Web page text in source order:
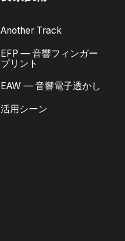
Another Track
EFP — 音響フィンガー
プリント
EAW — 音響電子透かし
活用シーン